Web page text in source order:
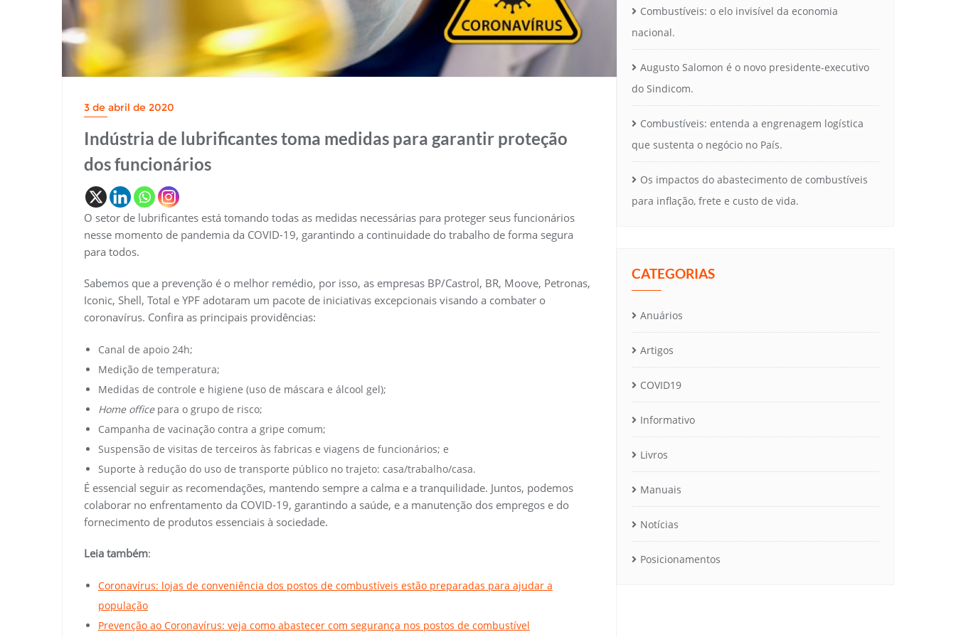
3 de abril de 2020
Indústria de lubrificantes toma medidas para garantir proteção
dos funcionários
O setor de lubrificantes está tomando todas as medidas necessárias para proteger seus funcionários
nesse momento de pandemia da COVID-19, garantindo a continuidade do trabalho de forma segura
para todos.
Sabemos que a prevenção é o melhor remédio, por isso, as empresas BP/Castrol, BR, Moove, Petronas,
Iconic, Shell, Total e YPF adotaram um pacote de iniciativas excepcionais visando a combater o
coronavírus. Confira as principais providências:
Canal de apoio 24h;
Medição de temperatura;
Medidas de controle e higiene (uso de máscara e álcool gel);
Home officepara o grupo de risco;
Campanha de vacinação contra a gripe comum;
Suspensão de visitas de terceiros às fabricas e viagens de funcionários; e
Suporte à redução do uso de transporte público no trajeto: casa/trabalho/casa.
É essencial seguir as recomendações, mantendo sempre a calma e a tranquilidade. Juntos, podemos
colaborar no enfrentamento da COVID-19, garantindo a saúde, e a manutenção dos empregos e do
fornecimento de produtos essenciais à sociedade.
Leia também:
Coronavírus: lojas de conveniência dos postos de combustíveis estão preparadas para ajudar a
população
Prevenção ao Coronavírus: veja como abastecer com segurança nos postos de combustível
Combustíveis: o elo invisível da economia
nacional.
Augusto Salomon é o novo presidente-executivo
do Sindicom.
Combustíveis: entenda a engrenagem logística
que sustenta o negócio no País.
Os impactos do abastecimento de combustíveis
para inflação, frete e custo de vida.
CATEGORIAS
Anuários
Artigos
COVID19
Informativo
Livros
Manuais
Notícias
Posicionamentos